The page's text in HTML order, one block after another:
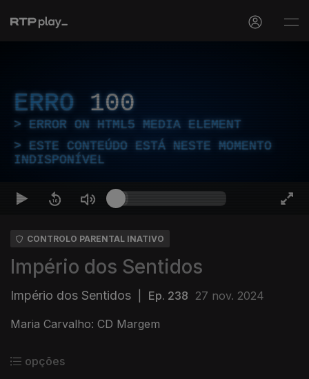
ERRO 100
ERROR ON HTML5 MEDIA ELEMENT
ESTE CONTEÚDO ESTÁ NESTE MOMENTO
INDISPONÍVEL
CONTROLO PARENTAL INATIVO
Império dos Sentidos
Império dos Sentidos Ep. 238 27 nov. 2024
Maria Carvalho: CD Margem
opções